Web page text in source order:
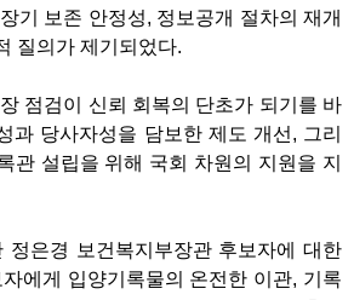
기 보존 안정성, 정보공개 절차의 재개
질의가 제기되었다.
점검이 신뢰 회복의 단초가 되기를 바
과 당사자성을 담보한 제도 개선, 그리
관 설립을 위해 국회 차원의 지원을 지
정은경 보건복지부장관 후보자에 대한
에게 입양기록물의 온전한 이관, 기록